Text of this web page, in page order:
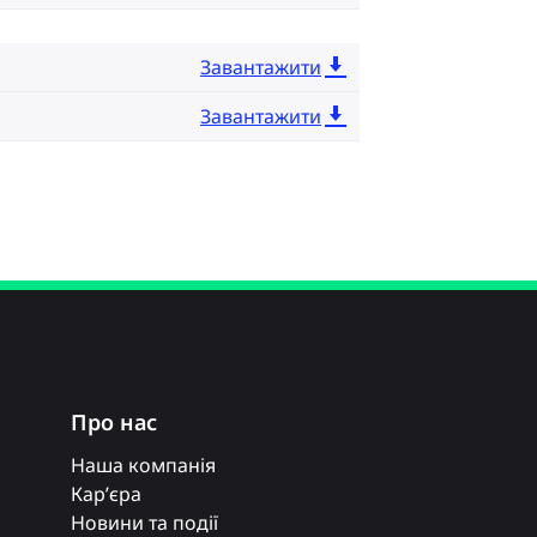
Завантажити
Завантажити
Про нас
Наша компанія
Кар’єра
Новини та події